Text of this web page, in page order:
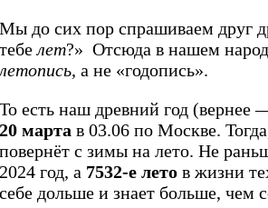
Мы до сих пор спрашиваем друг
тебелет?» Отсюда в нашем
летопись, а не «годопись».
То есть наш древний год (вернее
20 марта в 03.06 по Москве.
повернёт с зимы на лето. Не
2024 год, а 7532-е лето в жизни
себе дольше и знает больше, чем